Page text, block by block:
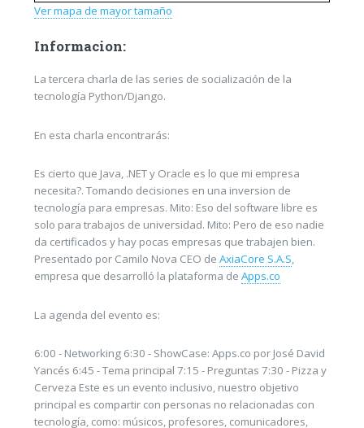
Ver mapa de mayor tamaño
Informacion:
La tercera charla de las series de socialización de la
tecnología Python/Django.
En esta charla encontrarás:
Es cierto que Java, .NET y Oracle es lo que mi empresa
necesita?. Tomando decisiones en una inversion de
tecnología para empresas. Mito: Eso del software libre es
solo para trabajos de universidad. Mito: Pero de eso nadie
da certificados y hay pocas empresas que trabajen bien.
Presentado por Camilo Nova CEO de AxiaCore S.A.S,
empresa que desarrolló la plataforma de Apps.co
La agenda del evento es:
6:00 - Networking 6:30 - ShowCase: Apps.co por José David
Yancés 6:45 - Tema principal 7:15 - Preguntas 7:30 - Pizza y
Cerveza Este es un evento inclusivo, nuestro objetivo
principal es compartir con personas no relacionadas con
tecnología, como: músicos, profesores, comunicadores,